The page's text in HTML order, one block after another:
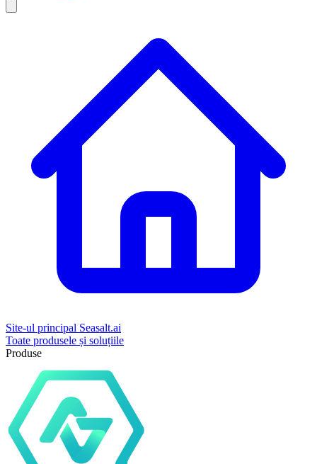
Site-ul principal Seasalt.ai
Toate produsele și soluțiile
Produse